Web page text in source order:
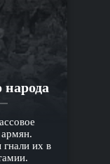
народа
их в